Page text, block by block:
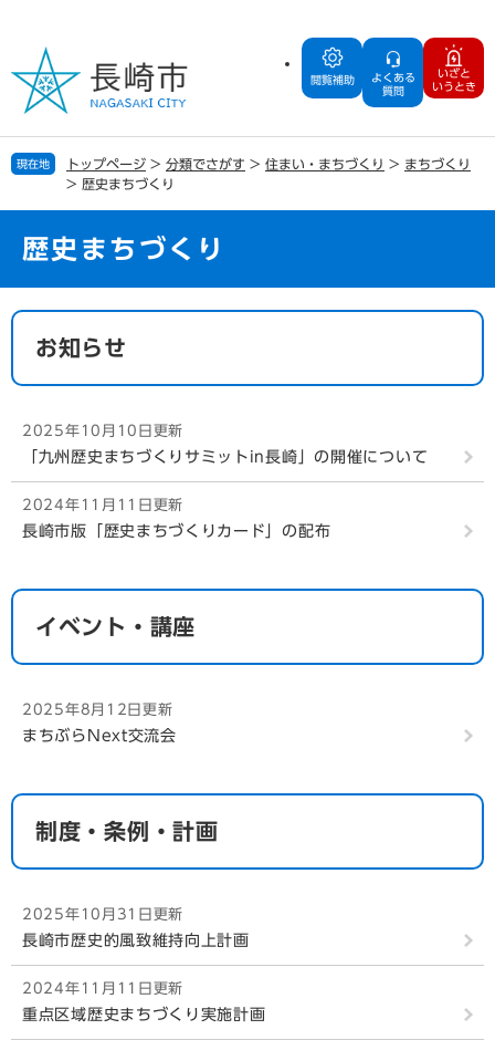
の
で
す
ー
ば
し
閲覧補助
よくある
質問
いざと
いうとき
現在地 トップページ > 分類でさがす > 住まい・まちづくり > まちづくり
> 歴史まちづくり
歴史まちづくり
本
お知らせ
2025年10月10日更新
「九州歴史まちづくりサミットin長崎」の開催について
2024年11月11日更新
長崎市版「歴史まちづくりカード」の配布
イベント・講座
2025年8月12日更新
まちぶらNext交流会
制度・条例・計画
2025年10月31日更新
長崎市歴史的風致維持向上計画
2024年11月11日更新
重点区域歴史まちづくり実施計画